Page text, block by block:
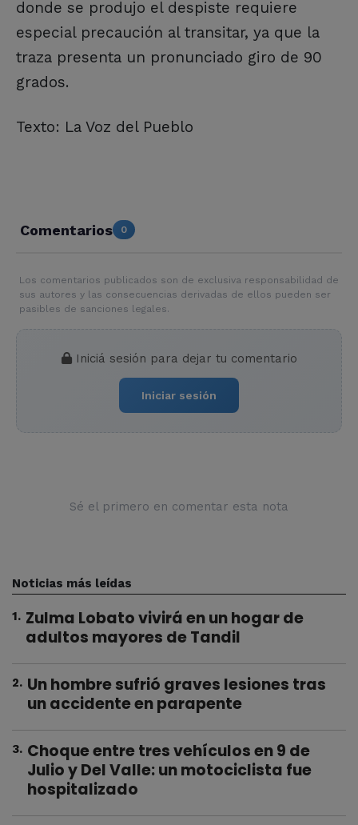
donde se produjo el despiste requiere
especial precaución al transitar, ya que la
traza presenta un pronunciado giro de 90
grados.
Texto: La Voz del Pueblo
Comentarios 0
Los comentarios publicados son de exclusiva responsabilidad de
sus autores y las consecuencias derivadas de ellos pueden ser
pasibles de sanciones legales.
Iniciá sesión para dejar tu comentario
Iniciar sesión
Sé el primero en comentar esta nota
Noticias más leídas
1. Zulma Lobato vivirá en un hogar de
adultos mayores de Tandil
2. Un hombre sufrió graves lesiones tras
un accidente en parapente
3. Choque entre tres vehículos en 9 de
Julio y Del Valle: un motociclista fue
hospitalizado